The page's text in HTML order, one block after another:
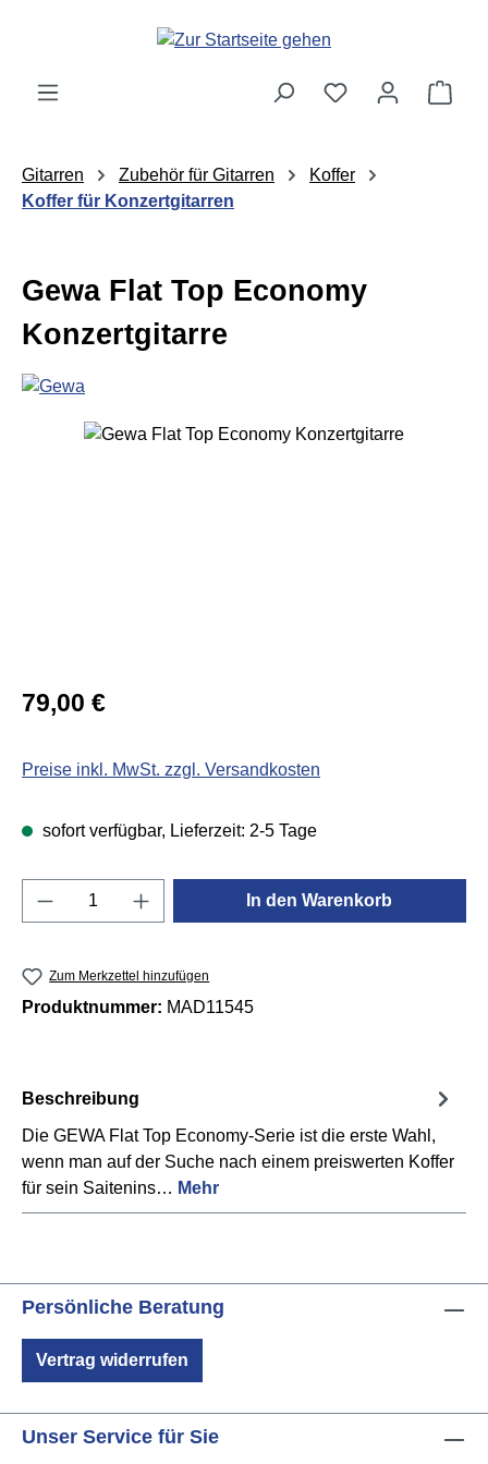
Zum Hauptinhalt springen
Gitarren Zubehör für Gitarren
Koffer
Koffer für Konzertgitarren
Gewa Flat Top Economy
Konzertgitarre
Bildergalerie überspringen
Regulärer Preis:
79,00 €
Preise inkl. MwSt. zzgl. Versandkosten
sofort verfügbar, Lieferzeit: 2-5 Tage
Produkt Anzahl: Gib den gewünschten
In den Warenkorb
Zum Merkzettel hinzufügen
Produktnummer: MAD11545
Beschreibung
Die GEWA Flat Top Economy-Serie ist die erste Wahl,
wenn man auf der Suche nach einem preiswerten Koffer
für sein Saitenins… Mehr
Persönliche Beratung
Vertrag widerrufen
Unser Service für Sie